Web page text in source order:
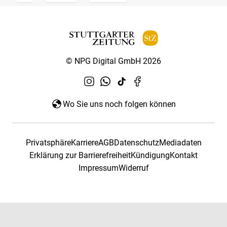
© NPG Digital GmbH 2026
Wo Sie uns noch folgen können
PrivatsphäreKarriereAGBDatenschutzMediadaten
Erklärung zur BarrierefreiheitKündigungKontakt
ImpressumWiderruf